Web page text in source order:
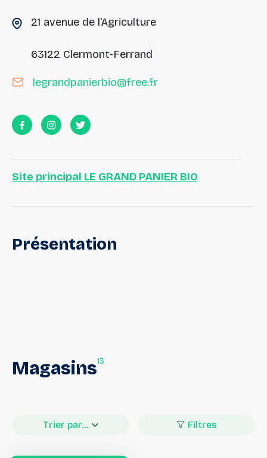
21 avenue de l'Agriculture
63122 Clermont-Ferrand
legrandpanierbio@free.fr
Site principal LE GRAND PANIER BIO
Présentation
Magasins13
Trier par... Filtres